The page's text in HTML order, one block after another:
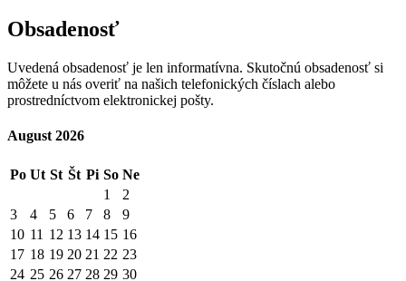
Obsadenosť
Uvedená obsadenosť je len informatívna. Skutočnú obsadenosť si
môžete u nás overiť na našich telefonických číslach alebo
prostredníctvom elektronickej pošty.
August 2026
Po Ut St Št Pi So Ne
1
2
3
4 5 6 7 8
9
10 11 12 13 14 15 16
17 18 19 20 21 22 23
24 25 26 27 28 29 30